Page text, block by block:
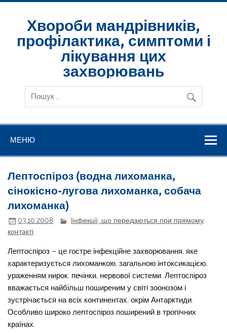
Skip
Хвороби мандрівників,
профілактика, симптоми і
лікування цих
захворювань
МЕНЮ
Лептоспіроз (водна лихоманка,
сінокісно-лугова лихоманка, собача
лихоманка)
03.10.2008
Інфекції, що передаються при прямому
контакті
Лептоспіроз – це гостре інфекційне захворювання, яке
характеризується лихоманкою, загальною інтоксикацією,
ураженням нирок, печінки, нервової системи. Лептоспіроз
вважається найбільш поширеним у світі зоонозом і
зустрічається на всіх континентах, окрім Антарктиди.
Особливо широко лептоспіроз поширений в тропічних
країнах.